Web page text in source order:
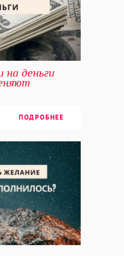
на деньги
ПОДРОБНЕЕ